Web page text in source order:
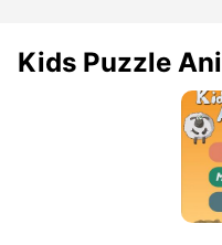
Kids Puzzle